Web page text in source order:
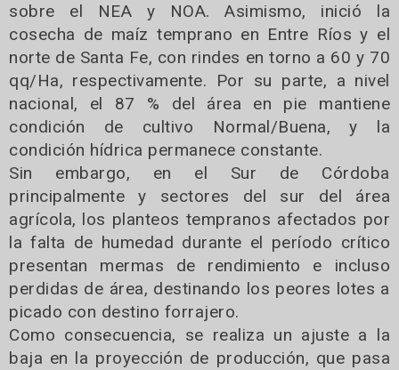
sobre el NEA y NOA. Asimismo, inició la
cosecha de maíz temprano en Entre Ríos y el
norte de Santa Fe, con rindes en torno a 60 y 70
qq/Ha, respectivamente. Por su parte, a nivel
nacional, el 87 % del área en pie mantiene
condición de cultivo Normal/Buena, y la
condición hídrica permanece constante.
Sin embargo, en el Sur de Córdoba
principalmente y sectores del sur del área
agrícola, los planteos tempranos afectados por
la falta de humedad durante el período crítico
presentan mermas de rendimiento e incluso
perdidas de área, destinando los peores lotes a
picado con destino forrajero.
Como consecuencia, se realiza un ajuste a la
baja en la proyección de producción, que pasa